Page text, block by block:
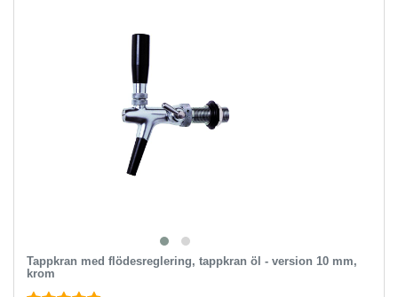
Tappkran med flödesreglering, tappkran öl - version 10 mm,
krom